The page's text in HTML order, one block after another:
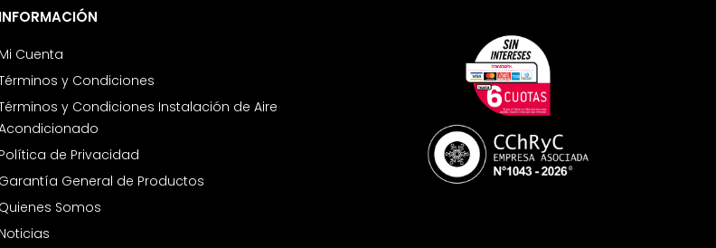
INFORMACIÓN
Mi Cuenta
y Condiciones
y Condiciones Instalación de Aire
Política de Privacidad
Garantía General de Productos
Quienes Somos
Noticias